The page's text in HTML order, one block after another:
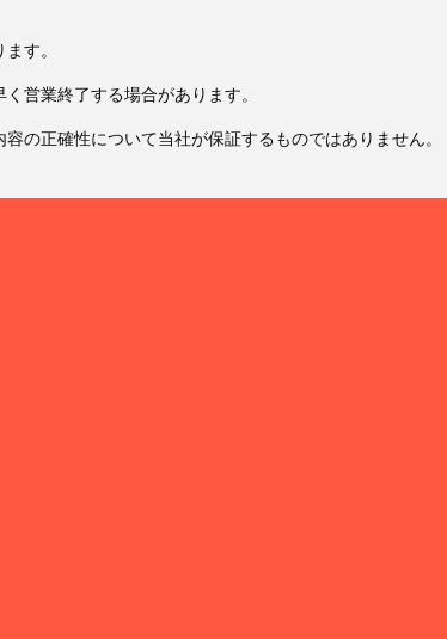
す。
営業終了する場合があります。
の正確性について当社が保証するものではありません。